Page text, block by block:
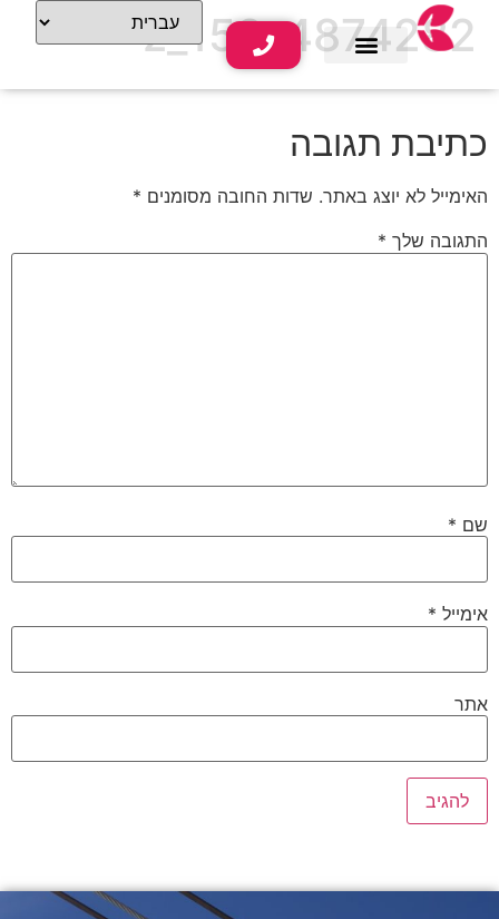
4874282_152_z
כתיבת תגובה
האימייל לא יוצג באתר. שדות החובה מסומנים *
התגובה שלך *
שם *
אימייל *
אתר